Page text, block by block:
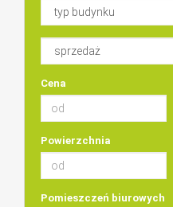
Cena
Powierzchnia
Pomieszczeń biurowych